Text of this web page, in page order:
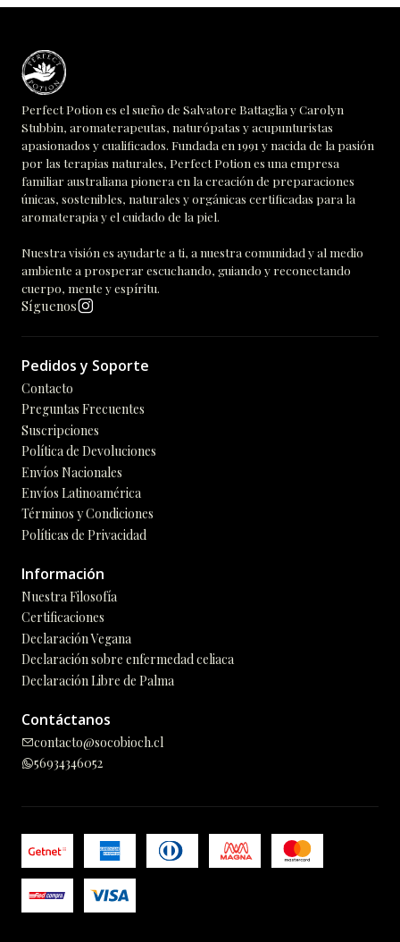
Perfect Potion es el sueño de Salvatore Battaglia y Carolyn
Stubbin, aromaterapeutas, naturópatas y acupunturistas
apasionados y cualificados. Fundada en 1991 y nacida de la pasión
por las terapias naturales, Perfect Potion es una empresa
familiar australiana pionera en la creación de preparaciones
únicas, sostenibles, naturales y orgánicas certificadas para la
aromaterapia y el cuidado de la piel.
Nuestra visión es ayudarte a ti, a nuestra comunidad y al medio
ambiente a prosperar escuchando, guiando y reconectando
cuerpo, mente y espíritu.
Síguenos
Pedidos y Soporte
Contacto
Preguntas Frecuentes
Suscripciones
Política de Devoluciones
Envíos Nacionales
Envíos Latinoamérica
Términos y Condiciones
Políticas de Privacidad
Información
Nuestra Filosofía
Certificaciones
Declaración Vegana
Declaración sobre enfermedad celiaca
Declaración Libre de Palma
Contáctanos
contacto@socobioch.cl
56934346052